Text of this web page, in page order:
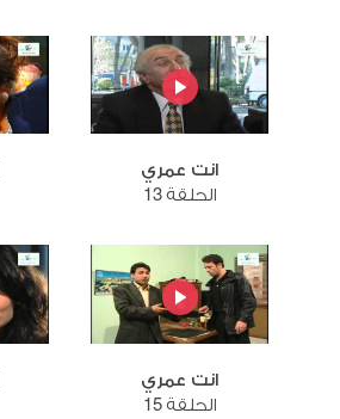
انت عمري
الحلقة 13
انت عمري
الحلقة 15